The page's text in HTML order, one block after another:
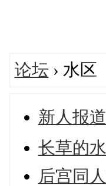
论坛 › 水区
新人报道
长草的
后宫同